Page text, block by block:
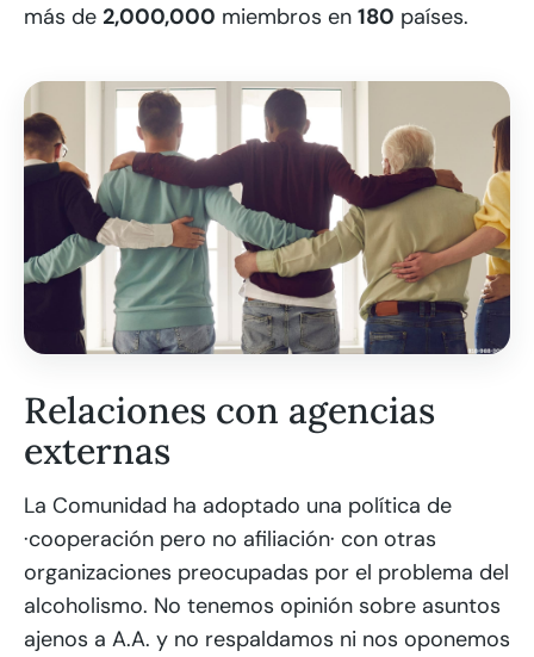
más de 2,000,000 miembros en 180 países.
Relaciones con agencias
externas
La Comunidad ha adoptado una política de
·cooperación pero no afiliación· con otras
organizaciones preocupadas por el problema del
alcoholismo. No tenemos opinión sobre asuntos
ajenos a A.A. y no respaldamos ni nos oponemos